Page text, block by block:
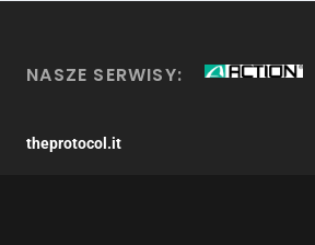
NASZE SERWISY:
theprotocol.it